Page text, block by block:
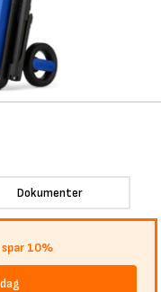
Dokumenter
10%